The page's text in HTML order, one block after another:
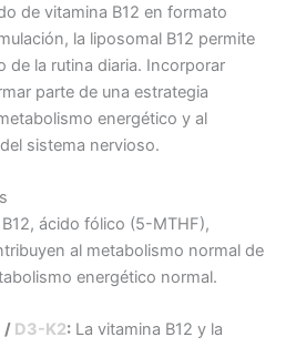
de vitamina B12 en formato
la liposomal B12 permite
de la rutina diaria. Incorporar
parte de una estrategia
energético y al
sistema nervioso.
B12, ácido fólico (5-MTHF),
al metabolismo normal de
energético normal.
/ D3-K2: La vitamina B12 y la